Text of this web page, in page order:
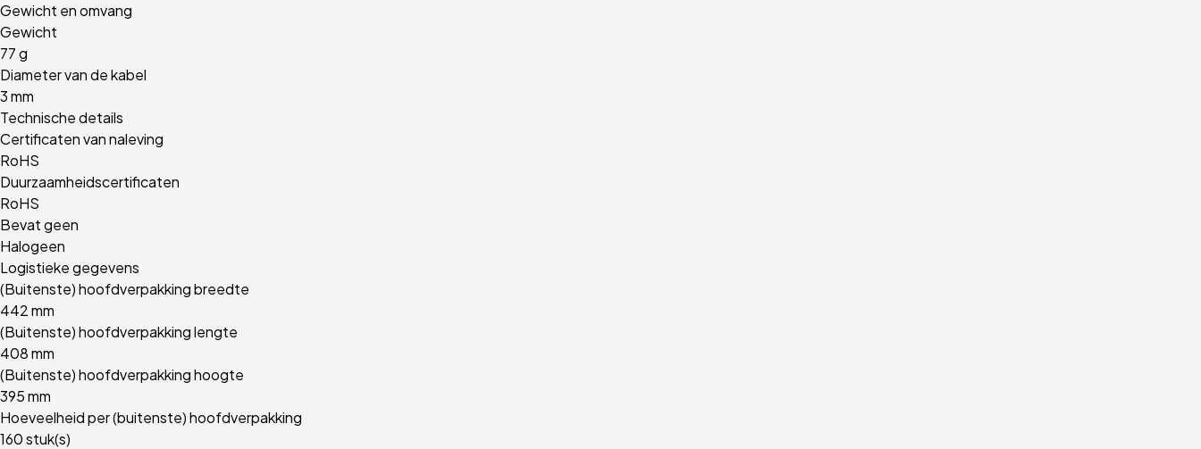
Gewicht en omvang
Gewicht
77 g
Diameter van de kabel
3 mm
Technische details
Certificaten van naleving
RoHS
Duurzaamheidscertificaten
RoHS
Bevat geen
Halogeen
Logistieke gegevens
(Buitenste) hoofdverpakking breedte
442 mm
(Buitenste) hoofdverpakking lengte
408 mm
(Buitenste) hoofdverpakking hoogte
395 mm
Hoeveelheid per (buitenste) hoofdverpakking
160 stuk(s)